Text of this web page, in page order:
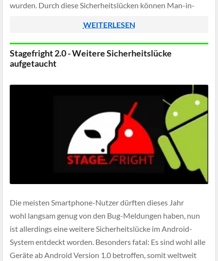
wurden. Durch diese Sicherheitslücken können Man-in-
betroffenen Geräten abgelegt werden.
WEITERLESEN
Stagefright 2.0 - Weitere Sicherheitslücke
aufgetaucht
Die meisten Smartphone-Nutzer dürften dieses Jahr
wohl langsam genug von den Bug-Meldungen haben, nun
ist allerdings eine weitere Sicherheitslücke im Android-
System entdeckt worden. Besonders fatal: Es sind wohl alle
Geräte ab Android Version 1.0 betroffen, somit weltweit